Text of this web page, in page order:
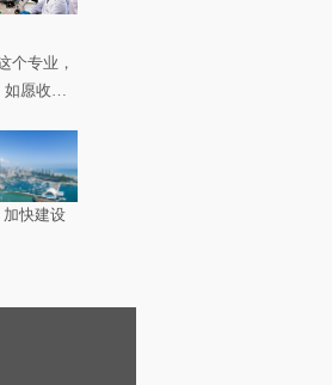
个专业，
如愿收到
快建设